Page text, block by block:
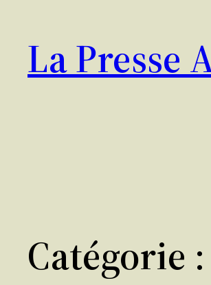
contenu
La Presse
Catégorie :